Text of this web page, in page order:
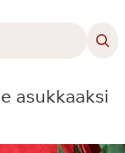
asukkaaksi